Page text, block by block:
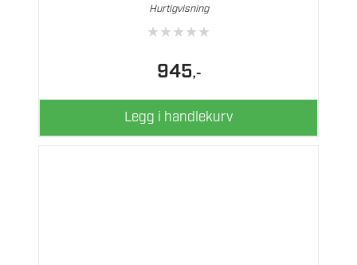
Hurtigvisning
★★★★★
945,-
Legg i handlekurv